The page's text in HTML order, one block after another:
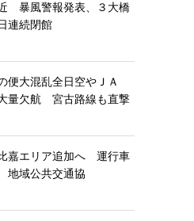
暴風警報発表、３大橋
連続閉館
便大混乱全日空やＪＡ
量欠航 宮古路線も直撃
嘉エリア追加へ 運行車
地域公共交通協